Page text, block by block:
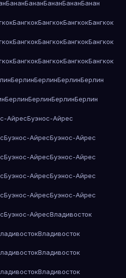
БананБананБананБананБанан
БангкокБангкокБангкокБангкок
БангкокБангкокБангкокБангкок
БангкокБангкокБангкокБангкок
БерлинБерлинБерлинБерлин
БерлинБерлинБерлинБерлин
АйресБуэнос-Айрес
Буэнос-АйресБуэнос-Айрес
Буэнос-АйресБуэнос-Айрес
Буэнос-АйресБуэнос-Айрес
Буэнос-АйресБуэнос-Айрес
Буэнос-АйресВладивосток
Владивосток
Владивосток
Владивосток